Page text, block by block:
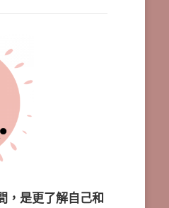
，是更了解自己和